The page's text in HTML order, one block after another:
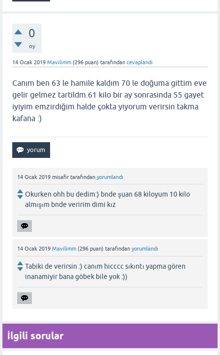
0
oy
14 Ocak 2019 Mavilimm (296 puan) tarafından cevaplandı
Canım ben 63 le hamile kaldım 70 le doğuma gittim eve
gelir gelmez tartildm.61 kilo bir ay sonrasinda 55 gayet
iyiyim emzirdiğim halde çokta yiyorum verirsin takma
kafana :)
14 Ocak 2019 misafir tarafından yorumlandı
Okurken ohh bu dedim:) bnde şuan 68 kiloyum 10 kilo
almışım bnde veririm dimi kız
14 Ocak 2019 Mavilimm (296 puan) tarafından yorumlandı
Tabiki de verirsin :) canım hicccc sıkıntı yapma gören
inanamiyir bana göbek bile yok :))
İlgili sorular